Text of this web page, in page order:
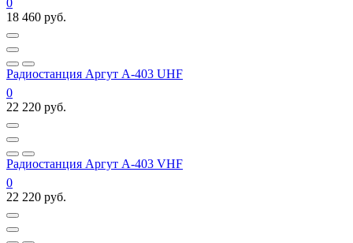
18 460 руб.
Радиостанция Аргут А-403 UHF
0
22 220 руб.
Радиостанция Аргут А-403 VHF
0
22 220 руб.